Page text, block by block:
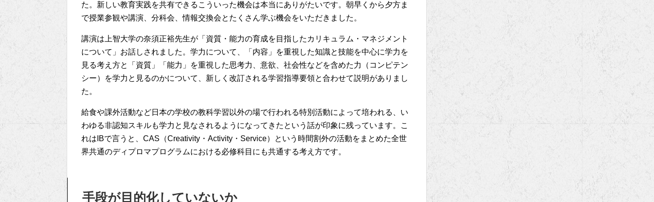
た。新しい教育実践を共有できるこういった機会は本当にありがたいです。朝早くから夕方ま
で授業参観や講演、分科会、情報交換会とたくさん学ぶ機会をいただきました。
講演は上智大学の奈須正裕先生が「資質・能力の育成を目指したカリキュラム・マネジメント
について」お話しされました。学力について、「内容」を重視した知識と技能を中心に学力を
見る考え方と「資質」「能力」を重視した思考力、意欲、社会性などを含めた力（コンピテン
シー）を学力と見るのかについて、新しく改訂される学習指導要領と合わせて説明がありまし
た。
給食や課外活動など日本の学校の教科学習以外の場で行われる特別活動によって培われる、い
わゆる非認知スキルも学力と見なされるようになってきたという話が印象に残っています。こ
れはIBで言うと、CAS（Creativity・Activity・Service）という時間割外の活動をまとめた全世
界共通のディプロマプログラムにおける必修科目にも共通する考え方です。
手段が目的化していないか